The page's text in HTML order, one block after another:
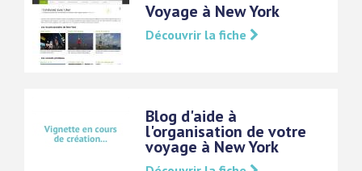
Voyage à New York
Découvrir la fiche
Blog d'aide à
l'organisation de votre
voyage à New York